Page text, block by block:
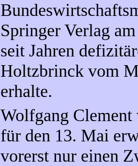
Springer Verlag
seit Jahren
Holtzbrinck vom
erhalte.
Wolfgang Clement
für den 13. Mai
vorerst nur einen